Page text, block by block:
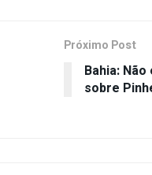
Próximo Post
Bahia:
sobre